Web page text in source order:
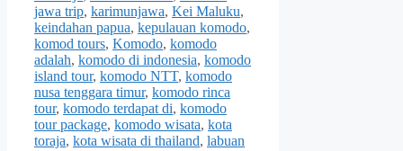
jawa trip, karimunjawa, Kei Maluku,
keindahan papua, kepulauan komodo,
komod tours, Komodo, komodo
adalah, komodo di indonesia, komodo
island tour, komodo NTT, komodo
nusa tenggara timur, komodo rinca
tour, komodo terdapat di, komodo
tour package, komodo wisata, kota
toraja, kota wisata di thailand, labuan